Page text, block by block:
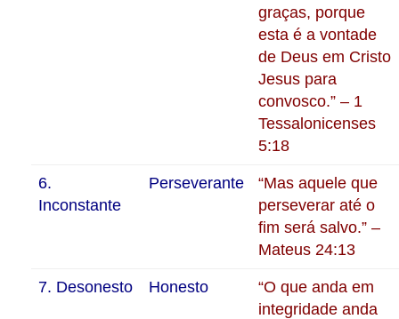
graças, porque
esta é a vontade
de Deus em Cristo
Jesus para
convosco.” – 1
Tessalonicenses
5:18
6.
Inconstante
Perseverante
“Mas aquele que
perseverar até o
fim será salvo.” –
Mateus 24:13
7. Desonesto Honesto
“O que anda em
integridade anda